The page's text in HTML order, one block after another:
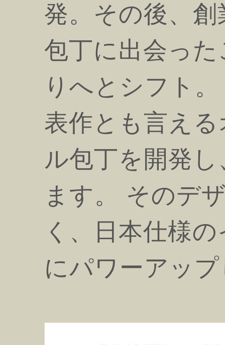
発。その後、
包丁に出会っ
りへとシフト
表作とも言え
ル包丁を開発
ます。 そのデ
く、日本仕様
にパワーアッ